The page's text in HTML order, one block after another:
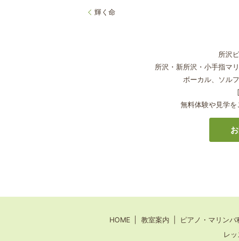
輝く命
所沢
所沢・新所沢・小手指マ
ボーカル、ソル
無料体験や見学
HOME 教室案内 ピアノ・マリンバ
レ